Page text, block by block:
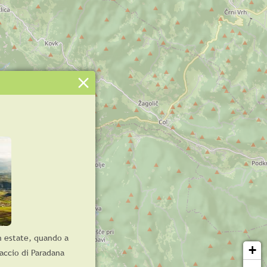
+
estate, quando a
di Paradana